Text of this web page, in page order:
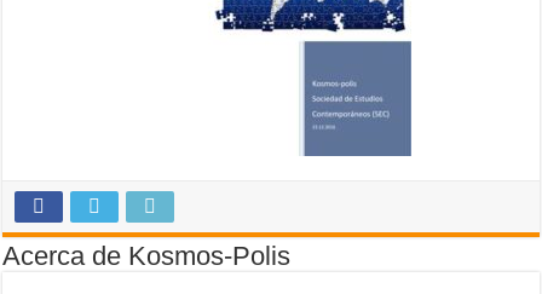
Acerca de Kosmos-Polis